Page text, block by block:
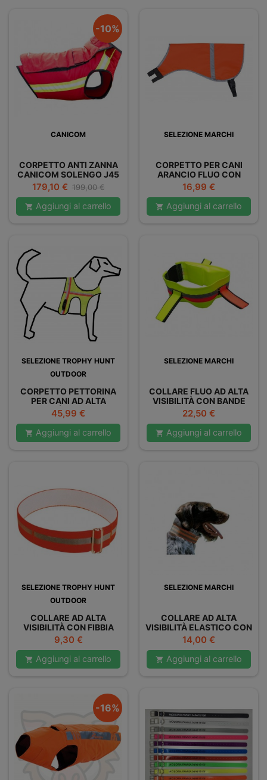
-10%
CANICOM
CORPETTO ANTI ZANNA
CANICOM SOLENGO J45
Prezzo
179,10 € Prezzo
base
199,00 €
 Aggiungi al carrello
SELEZIONE MARCHI
CORPETTO PER CANI
ARANCIO FLUO CON
INSERTO
Prezzo
16,99 €
 Aggiungi al carrello
SELEZIONE TROPHY HUNT
OUTDOOR
CORPETTO PETTORINA
PER CANI AD ALTA
VISIBILITÀ CON TASCA
GPS
Prezzo
45,99 €
 Aggiungi al carrello
SELEZIONE MARCHI
COLLARE FLUO AD ALTA
VISIBILITÀ CON BANDE
Prezzo
22,50 €
 Aggiungi al carrello
SELEZIONE TROPHY HUNT
OUTDOOR
COLLARE AD ALTA
VISIBILITÀ CON FIBBIA
Prezzo
9,30 €
 Aggiungi al carrello
SELEZIONE MARCHI
COLLARE AD ALTA
VISIBILITÀ ELASTICO CON
VELCRO
Prezzo
14,00 €
 Aggiungi al carrello
-16%